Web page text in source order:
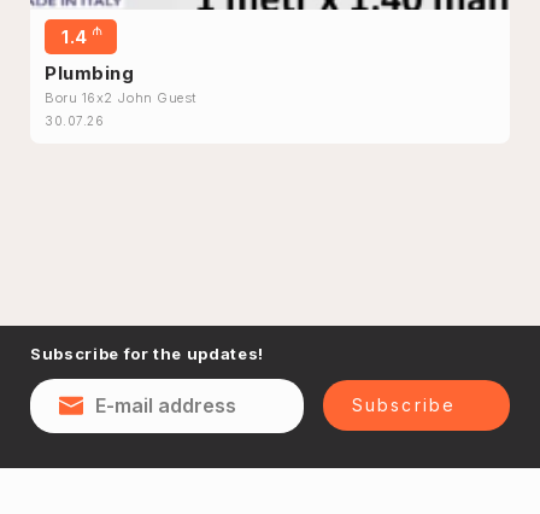
1.4 ₼
Plumbing
Boru 16x2 John Guest
30.07.26
Subscribe for the updates!
Subscribe